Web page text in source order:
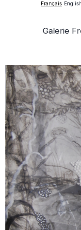
Français
Galerie